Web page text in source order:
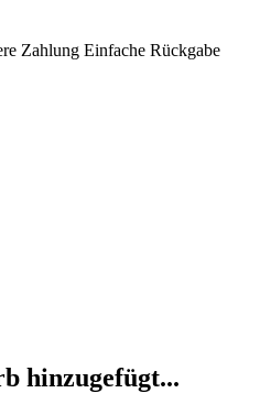
Zahlung Einfache Rückgabe
hinzugefügt...